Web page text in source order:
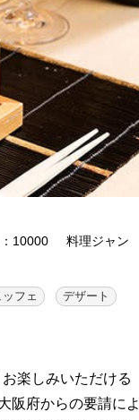
10000
料理ジャン
フェ デザート
楽しみいただける
阪府からの要請によ